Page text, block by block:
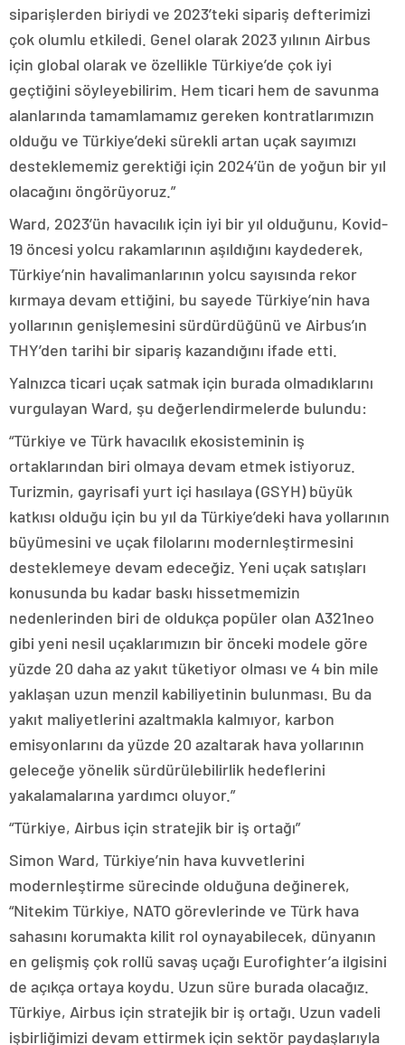
siparişlerden biriydi ve 2023’teki sipariş defterimizi
çok olumlu etkiledi. Genel olarak 2023 yılının Airbus
için global olarak ve özellikle Türkiye’de çok iyi
geçtiğini söyleyebilirim. Hem ticari hem de savunma
alanlarında tamamlamamız gereken kontratlarımızın
olduğu ve Türkiye’deki sürekli artan uçak sayımızı
desteklememiz gerektiği için 2024’ün de yoğun bir yıl
olacağını öngörüyoruz.”
Ward, 2023’ün havacılık için iyi bir yıl olduğunu, Kovid-
19 öncesi yolcu rakamlarının aşıldığını kaydederek,
Türkiye’nin havalimanlarının yolcu sayısında rekor
kırmaya devam ettiğini, bu sayede Türkiye’nin hava
yollarının genişlemesini sürdürdüğünü ve Airbus’ın
THY’den tarihi bir sipariş kazandığını ifade etti.
Yalnızca ticari uçak satmak için burada olmadıklarını
vurgulayan Ward, şu değerlendirmelerde bulundu:
“Türkiye ve Türk havacılık ekosisteminin iş
ortaklarından biri olmaya devam etmek istiyoruz.
Turizmin, gayrisafi yurt içi hasılaya (GSYH) büyük
katkısı olduğu için bu yıl da Türkiye’deki hava yollarının
büyümesini ve uçak filolarını modernleştirmesini
desteklemeye devam edeceğiz. Yeni uçak satışları
konusunda bu kadar baskı hissetmemizin
nedenlerinden biri de oldukça popüler olan A321neo
gibi yeni nesil uçaklarımızın bir önceki modele göre
yüzde 20 daha az yakıt tüketiyor olması ve 4 bin mile
yaklaşan uzun menzil kabiliyetinin bulunması. Bu da
yakıt maliyetlerini azaltmakla kalmıyor, karbon
emisyonlarını da yüzde 20 azaltarak hava yollarının
geleceğe yönelik sürdürülebilirlik hedeflerini
yakalamalarına yardımcı oluyor.”
“Türkiye, Airbus için stratejik bir iş ortağı”
Simon Ward, Türkiye’nin hava kuvvetlerini
modernleştirme sürecinde olduğuna değinerek,
“Nitekim Türkiye, NATO görevlerinde ve Türk hava
sahasını korumakta kilit rol oynayabilecek, dünyanın
en gelişmiş çok rollü savaş uçağı Eurofighter’a ilgisini
de açıkça ortaya koydu. Uzun süre burada olacağız.
Türkiye, Airbus için stratejik bir iş ortağı. Uzun vadeli
işbirliğimizi devam ettirmek için sektör paydaşlarıyla